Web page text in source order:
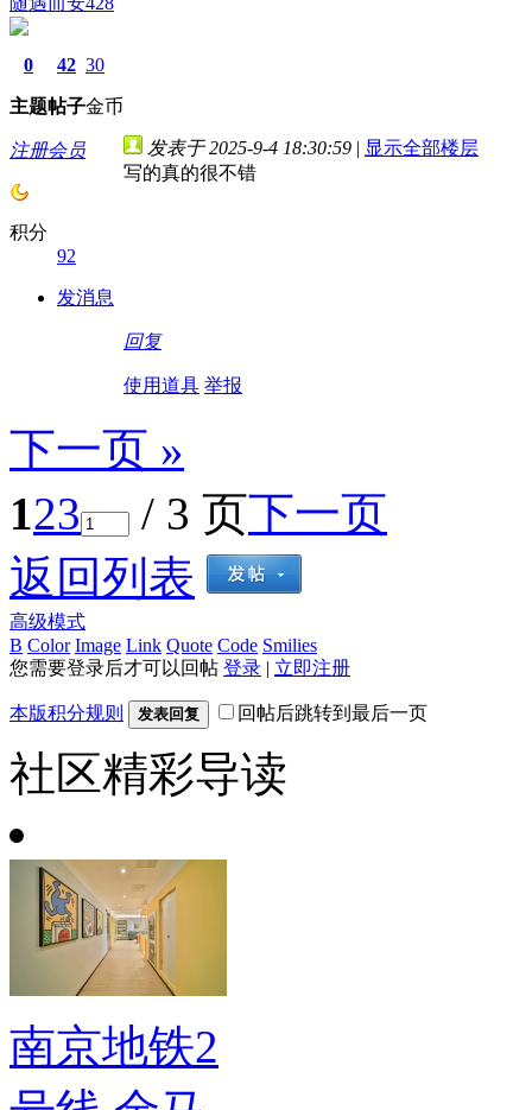
0
主题
42
帖子
30
金币
注册会员
积分
92
发消息
发表于 2025-9-4 18:30:59 | 显示全部楼层
写的真的很不错
回复
使用道具 举报
下一页 »
123 / 3 页下一页
返回列表
高级模式
B Color Image Link Quote Code Smilies
您需要登录后才可以回帖 登录 | 立即注册
本版积分规则 发表回复 回帖后跳转到最后一页
社区精彩导读
南京地铁2